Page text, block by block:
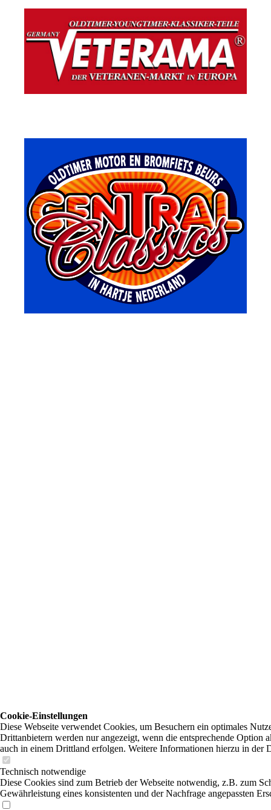
Cookie-Einstellungen
Diese Webseite verwendet Cookies, um Besuchern ein optimales
Drittanbietern werden nur angezeigt, wenn die entsprechende Option
auch in einem Drittland erfolgen. Weitere Informationen hierzu in der
Technisch notwendige
Diese Cookies sind zum Betrieb der Webseite notwendig, z.B. zum
Gewährleistung eines konsistenten und der Nachfrage angepassten